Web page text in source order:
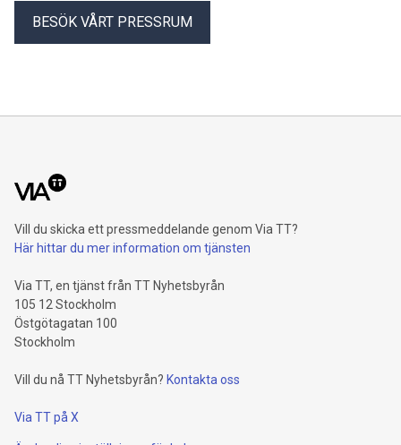
BESÖK VÅRT PRESSRUM
Vill du skicka ett pressmeddelande genom Via TT?
Här hittar du mer information om tjänsten
Via TT, en tjänst från TT Nyhetsbyrån
105 12 Stockholm
Östgötagatan 100
Stockholm
Vill du nå TT Nyhetsbyrån? Kontakta oss
Via TT på X